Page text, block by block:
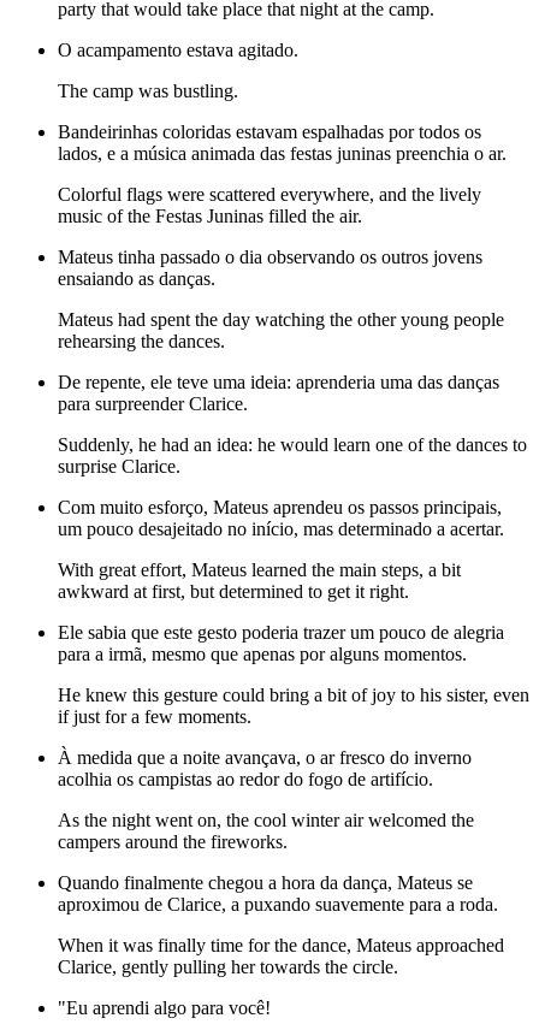
party that would take place that night at the camp.
O acampamento estava agitado.
The camp was bustling.
Bandeirinhas coloridas estavam espalhadas por todos os
lados, e a música animada das festas juninas preenchia o ar.
Colorful flags were scattered everywhere, and the lively
music of the Festas Juninas filled the air.
Mateus tinha passado o dia observando os outros jovens
ensaiando as danças.
Mateus had spent the day watching the other young people
rehearsing the dances.
De repente, ele teve uma ideia: aprenderia uma das danças
para surpreender Clarice.
Suddenly, he had an idea: he would learn one of the dances to
surprise Clarice.
Com muito esforço, Mateus aprendeu os passos principais,
um pouco desajeitado no início, mas determinado a acertar.
With great effort, Mateus learned the main steps, a bit
awkward at first, but determined to get it right.
Ele sabia que este gesto poderia trazer um pouco de alegria
para a irmã, mesmo que apenas por alguns momentos.
He knew this gesture could bring a bit of joy to his sister, even
if just for a few moments.
À medida que a noite avançava, o ar fresco do inverno
acolhia os campistas ao redor do fogo de artifício.
As the night went on, the cool winter air welcomed the
campers around the fireworks.
Quando finalmente chegou a hora da dança, Mateus se
aproximou de Clarice, a puxando suavemente para a roda.
When it was finally time for the dance, Mateus approached
Clarice, gently pulling her towards the circle.
"Eu aprendi algo para você!